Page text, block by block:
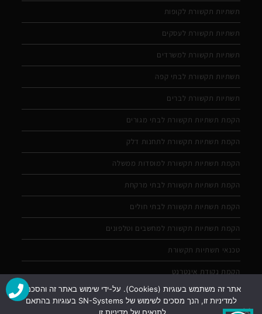
תשתיות תקשורת לקופות
תשתיות תקשורת לעסקים
תשתיות תקשורת למשרדים
תשתיות תקשורת לבתי קפה
תשתיות תקשורת לברים
הקמת תשתיות תקשורת לבתי מגורים
הקמת תשתיות תקשורת לתחנות דלק
הקמת תשתיות תקשורת למוסדות ממשלה
הקמת תשתיות תקשורת לבתי מרקחת
הקמת תשתיות תקשורת לבתי חולים
הקמת תשתיות תקשורת למחשבים וטלפונים
טכנאי תשתיות תקשורת
הקמת נקודת אינטרנט
אתר זה משתמש בעוגיות (Cookies). על-ידי שימוש באתר זה והסכמה
למדיניות זו, הנך מסכים לשימוש של SN-Systems בעוגיות בהתאם